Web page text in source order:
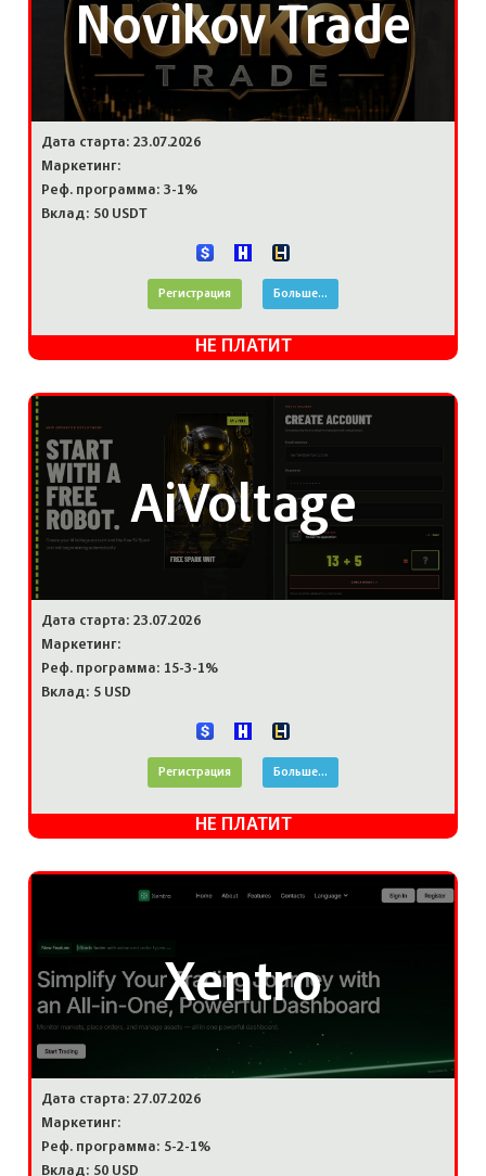
Novikov Trade
Дата старта: 23.07.2026
Маркетинг:
Реф. программа: 3-1%
Вклад: 50 USDT
Регистрация Больше...
НЕ ПЛАТИТ
AiVoltage
Дата старта: 23.07.2026
Маркетинг:
Реф. программа: 15-3-1%
Вклад: 5 USD
Регистрация Больше...
НЕ ПЛАТИТ
Xentro
Дата старта: 27.07.2026
Маркетинг:
Реф. программа: 5-2-1%
Вклад: 50 USD